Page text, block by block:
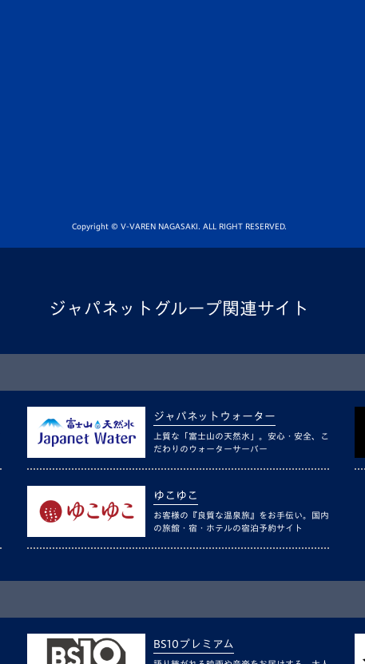
Copyright © V-VAREN NAGASAKI. ALL RIGHT RESERVED.
ジャパネットグループ関連サイト
ジャパネットウォーター
上質な「富士山の天然水」。安心・安全、こ
だわりのウォーターサーバー
ゆこゆこ
お客様の『良質な温泉旅』をお手伝い。国内
の旅館・宿・ホテルの宿泊予約サイト
BS10プレミアム